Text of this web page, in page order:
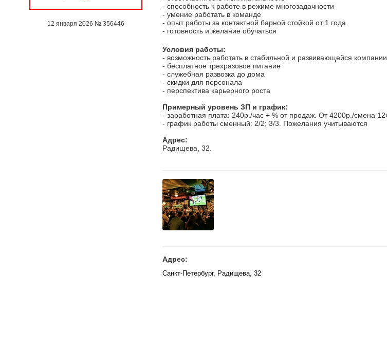
12 января 2026 № 356446
- способность к работе в режиме многозадачности
- умение работать в команде
- опыт работы за контактной барной стойкой от 1 года
- готовность и желание обучаться
Условия работы:
- возможность работать в стабильной и развивающейся компании
- бесплатное трехразовое питание
- служебная развозка до дома
- скидки для персонала
- перспектива карьерного роста
Примерный уровень ЗП и график:
- заработная плата: 240р./час + % от продаж. От 4200р./смена
- график работы сменный: 2/2; 3/3. Пожелания учитываются
Адрес:
Радищева, 32.
Адрес:
Санкт-Петербург, Радищева, 32